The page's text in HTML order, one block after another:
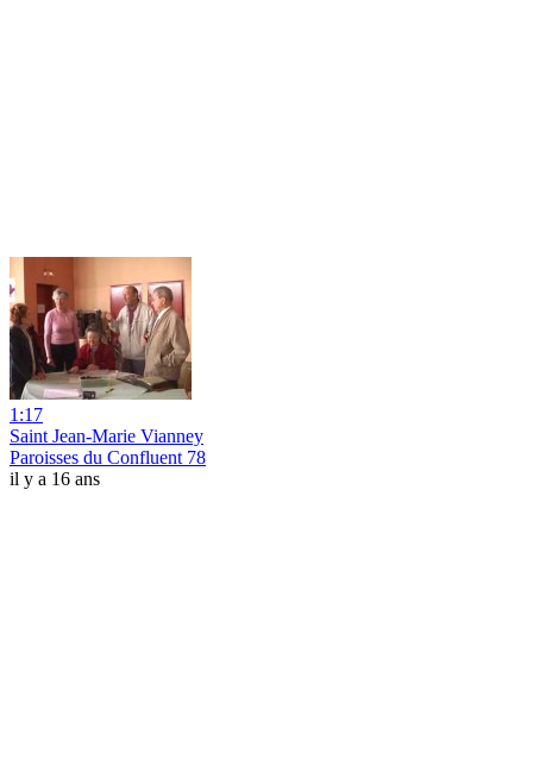
1:17
Saint Jean-Marie Vianney
Paroisses du Confluent 78
il y a 16 ans